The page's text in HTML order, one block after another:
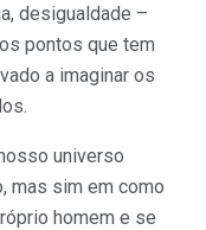
desigualdade –
pontos que tem
a imaginar os
universo
mas sim em como
homem e se